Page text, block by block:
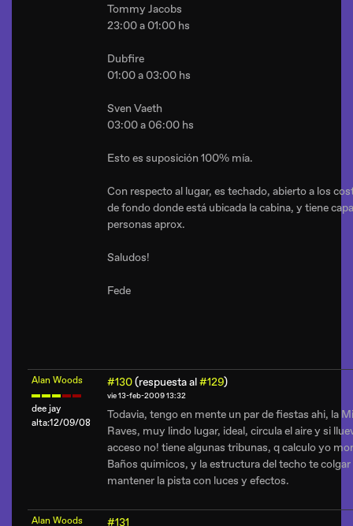
Tommy Jacobs
23:00 a 01:00 hs
Dubfire
01:00 a 03:00 hs
Sven Vaeth
03:00 a 06:00 hs
Esto es suposición 100% mía.
Con respecto al lugar, es techado, abierto a los
de fondo donde está ubicada la cabina, y tiene
personas aprox.
Saludos!
Fede
Alan Woods
dee jay
alta:12/09/08
#130(respuesta al#129)
vie 13-feb-2009 13:32
Todavia, tengo en mente un par de fiestas ahi, la
Raves, muy lindo lugar, ideal, circula el aire y si
acceso no! tiene algunas tribunas, q calculo yo
Baños quimicos, y la estructura del techo te
mantener la pista con luces y efectos.
Alan Woods #131